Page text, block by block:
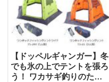
【ドッペルギャンガー】冬
でも氷の上でテントを張ろ
う！ ワカサギ釣りのため